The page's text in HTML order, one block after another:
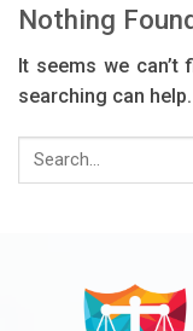
Nothing
It seems we can’t
searching can help.